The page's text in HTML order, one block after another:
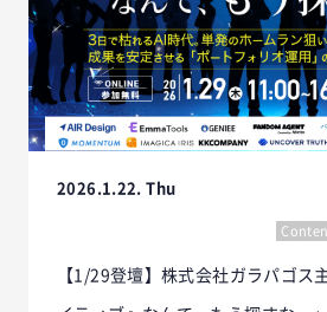
2026.1.22. Thu
【1/29登壇】株式会社ガラパゴス